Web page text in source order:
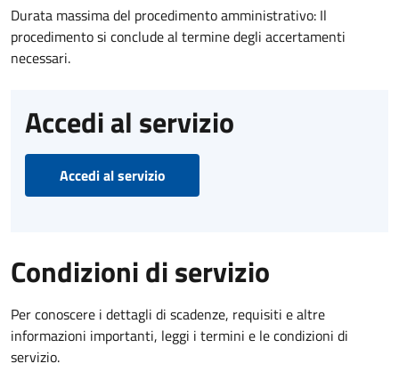
Durata massima del procedimento amministrativo: Il
procedimento si conclude al termine degli accertamenti
necessari.
Accedi al servizio
Accedi al servizio
Condizioni di servizio
Per conoscere i dettagli di scadenze, requisiti e altre
informazioni importanti, leggi i termini e le condizioni di
servizio.